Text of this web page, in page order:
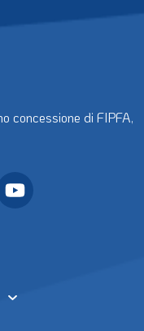
concessione di FIPFA,